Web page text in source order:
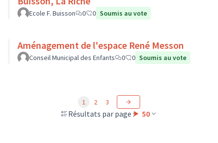
Ecole F. Buisson 0 0 Soumis au vote
Aménagement de l'espace René Messon
Conseil Municipal des Enfants 0 0 Soumis au vote
Résultats par page : 50
1 2 3